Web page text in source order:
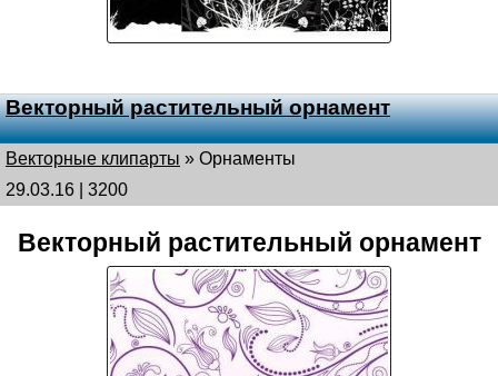
Векторный растительный орнамент
Векторные клипарты » Орнаменты
29.03.16 | 3200
Векторный растительный орнамент